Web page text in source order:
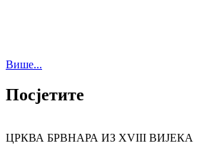
Више...
Посјетите
ЦРКВА БРВНАРА ИЗ XVIII ВИЈЕКА